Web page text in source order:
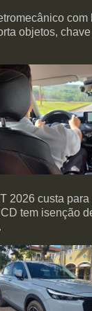
objetos,
2026 custa
tem isenção